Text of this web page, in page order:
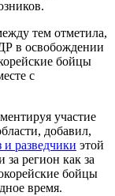
тем отметила,
в освобождении
бойцы
с
участие
добавил,
и разведчики этой
регион как за
бойцы
время.